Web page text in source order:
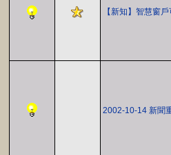
【新知】智慧窗
2002-10-14 新聞